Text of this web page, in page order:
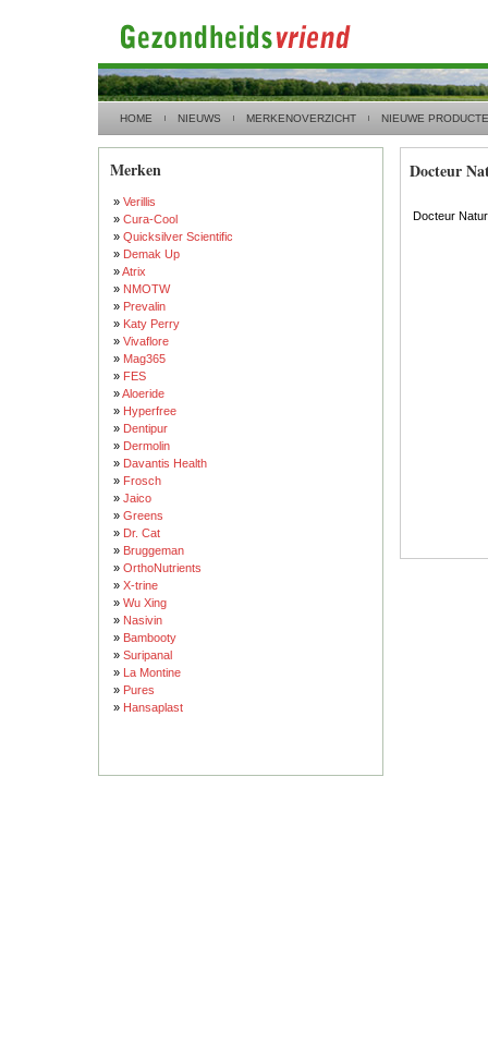
HOME NIEUWS MERKENOVERZICHT NIEUWE
Merken
» Verillis
» Cura-Cool
» Quicksilver Scientific
» Demak Up
»Atrix
» NMOTW
» Prevalin
» Katy Perry
» Vivaflore
» Mag365
» FES
»Aloeride
» Hyperfree
» Dentipur
» Dermolin
» Davantis Health
» Frosch
» Jaico
» Greens
» Dr. Cat
» Bruggeman
» OrthoNutrients
» X-trine
» Wu Xing
» Nasivin
» Bambooty
» Suripanal
» La Montine
» Pures
» Hansaplast
Docteur
Docteur